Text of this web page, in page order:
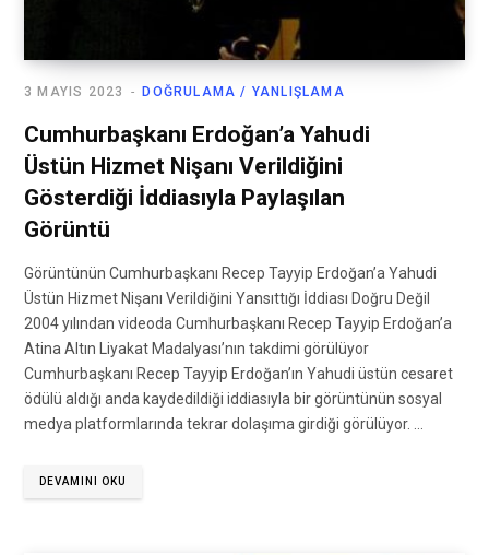
DOĞRULAMA / YANLIŞLAMA
3 MAYIS 2023
Cumhurbaşkanı Erdoğan’a Yahudi
Üstün Hizmet Nişanı Verildiğini
Gösterdiği İddiasıyla Paylaşılan
Görüntü
Görüntünün Cumhurbaşkanı Recep Tayyip Erdoğan’a Yahudi
Üstün Hizmet Nişanı Verildiğini Yansıttığı İddiası Doğru Değil
2004 yılından videoda Cumhurbaşkanı Recep Tayyip Erdoğan’a
Atina Altın Liyakat Madalyası’nın takdimi görülüyor
Cumhurbaşkanı Recep Tayyip Erdoğan’ın Yahudi üstün cesaret
ödülü aldığı anda kaydedildiği iddiasıyla bir görüntünün sosyal
medya platformlarında tekrar dolaşıma girdiği görülüyor. …
DEVAMINI OKU